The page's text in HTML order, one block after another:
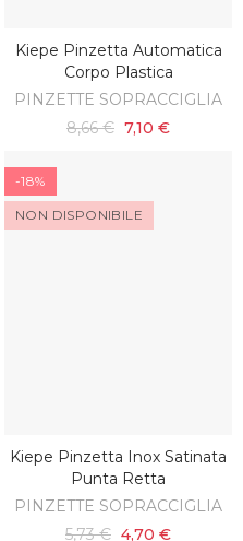
AGGIUNGI AL CARRELLO
Kiepe Pinzetta Automatica
Corpo Plastica
PINZETTE SOPRACCIGLIA
8,66 € 7,10 €
-18%
NON DISPONIBILE
SCOPRI
Kiepe Pinzetta Inox Satinata
Punta Retta
PINZETTE SOPRACCIGLIA
5,73 € 4,70 €